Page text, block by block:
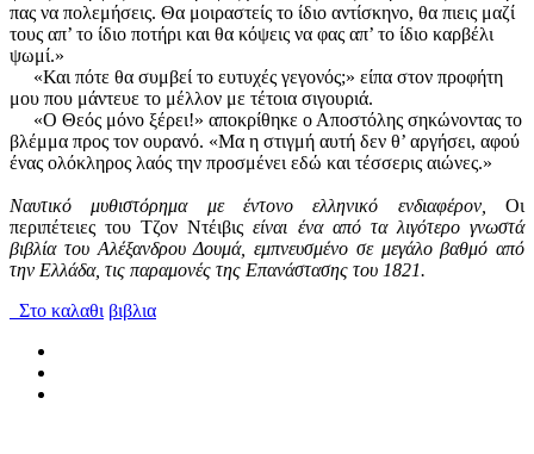
πας να πολεμήσεις. Θα μοιραστείς το ίδιο αντίσκηνο, θα πιεις μαζί
τους απ’ το ίδιο ποτήρι και θα κόψεις να φας απ’ το ίδιο καρβέλι
ψωμί.»
«Και πότε θα συμβεί το ευτυχές γεγονός;» είπα στον προφήτη
μου που μάντευε το μέλλον με τέτοια σιγουριά.
«Ο Θεός μόνο ξέρει!» αποκρίθηκε ο Αποστόλης σηκώνοντας το
βλέμμα προς τον ουρανό. «Μα η στιγμή αυτή δεν θ’ αργήσει, αφού
ένας ολόκληρος λαός την προσμένει εδώ και τέσσερις αιώνες.»
Ναυτικό μυθιστόρημα με έντονο ελληνικό ενδιαφέρον, Οι
περιπέτειες του Τζον Ντέιβις είναι ένα από τα λιγότερο γνωστά
βιβλία του Αλέξανδρου Δουμά, εμπνευσμένο σε μεγάλο βαθμό από
την Ελλάδα, τις παραμονές της Επανάστασης του 1821.
Στο καλαθι βιβλια